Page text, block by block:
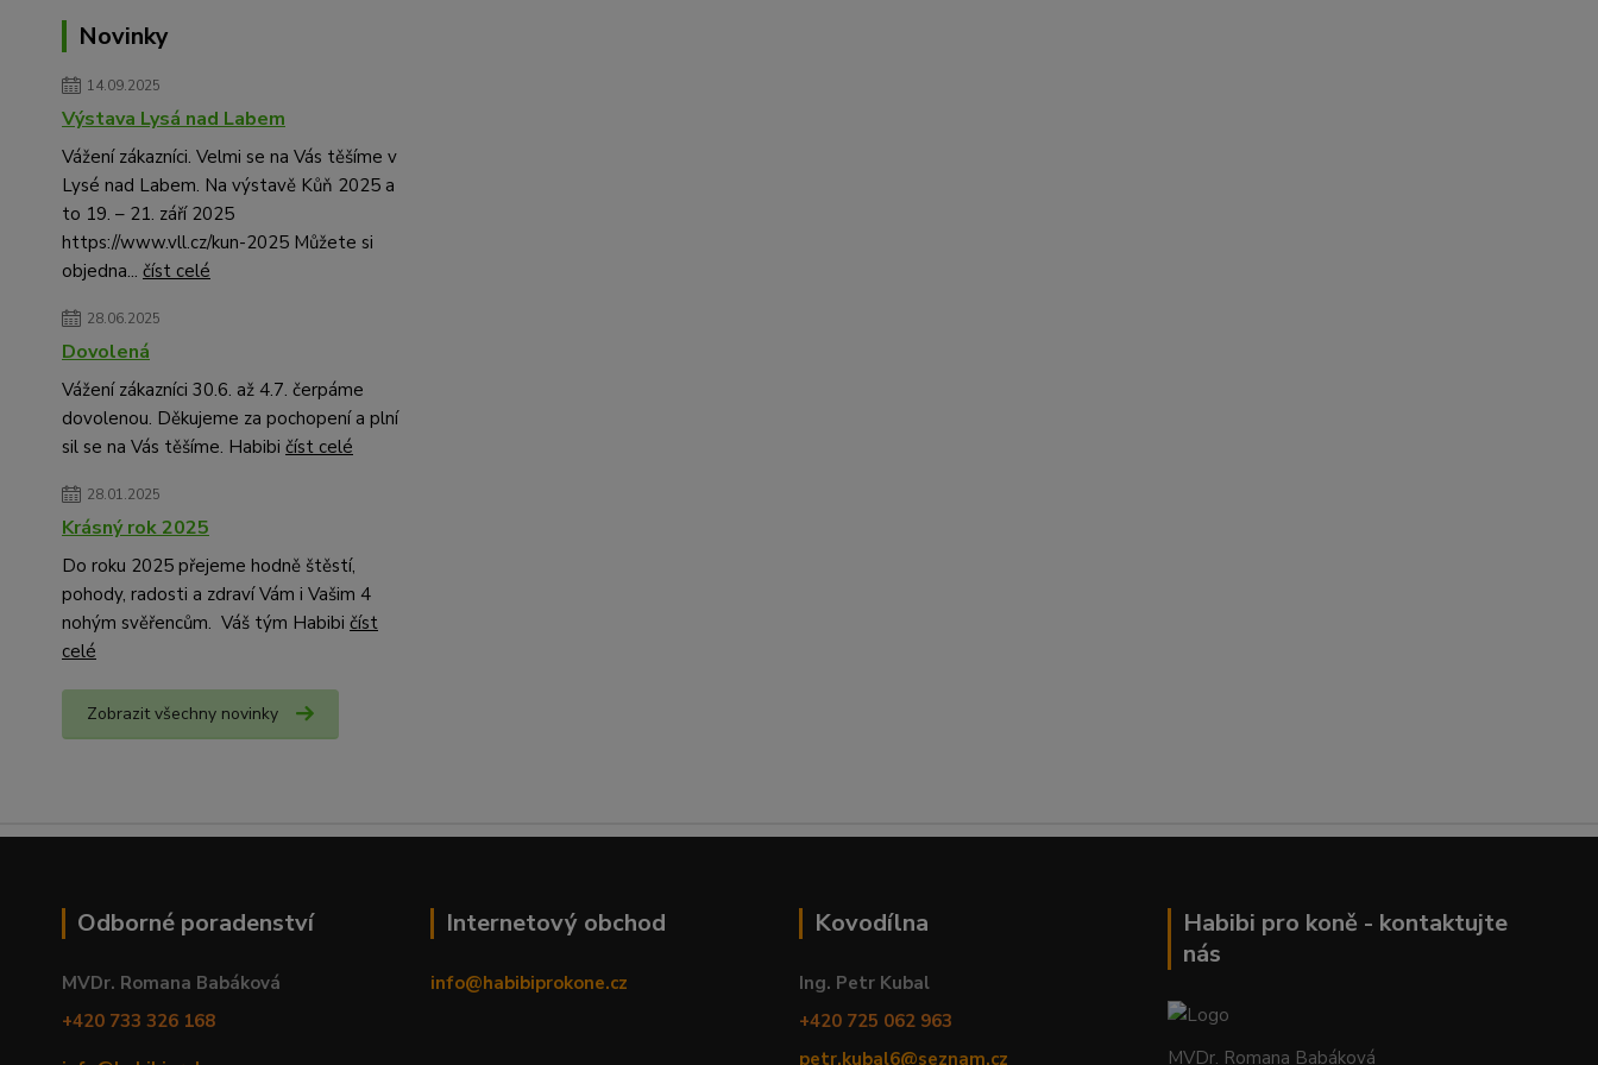
Novinky
14.09.2025
Výstava Lysá nad Labem
Vážení zákazníci. Velmi se na Vás těšíme v
Lysé nad Labem. Na výstavě Kůň 2025 a
to 19. – 21. září 2025
https://www.vll.cz/kun-2025 Můžete si
objedna... číst celé
28.06.2025
Dovolená
Vážení zákazníci 30.6. až 4.7. čerpáme
dovolenou. Děkujeme za pochopení a plní
sil se na Vás těšíme. Habibi číst celé
28.01.2025
Krásný rok 2025
Do roku 2025 přejeme hodně štěstí,
pohody, radosti a zdraví Vám i Vašim 4
nohým svěřencům. Váš tým Habibi číst
celé
Zobrazit všechny novinky
Odborné poradenství
MVDr. Romana Babáková
+420 733 326 168
Internetový obchod
info@habibiprokone.cz
Kovodílna
Ing. Petr Kubal
+420 725 062 963
petr.kubal6@seznam.cz
Habibi pro koně - kontaktujte
nás
MVDr. Romana Babáková